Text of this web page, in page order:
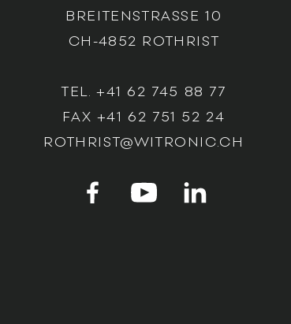
BREITENSTRASSE 10
CH-4852 ROTHRIST
TEL. +41 62 745 88 77
FAX +41 62 751 52 24
ROTHRIST@WITRONIC.CH